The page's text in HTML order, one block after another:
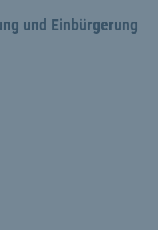
und Einbürgerung